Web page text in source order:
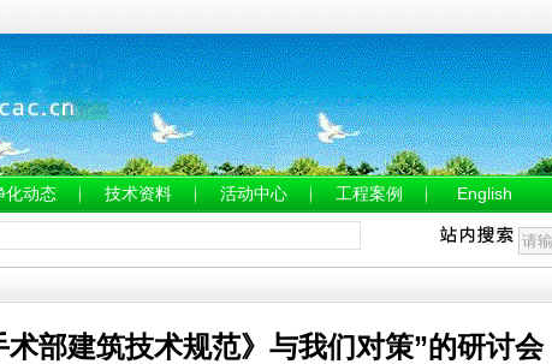
化动态 技术资料 活动中心 工程案例 English
部建筑技术规范》与我们对策”的研讨会